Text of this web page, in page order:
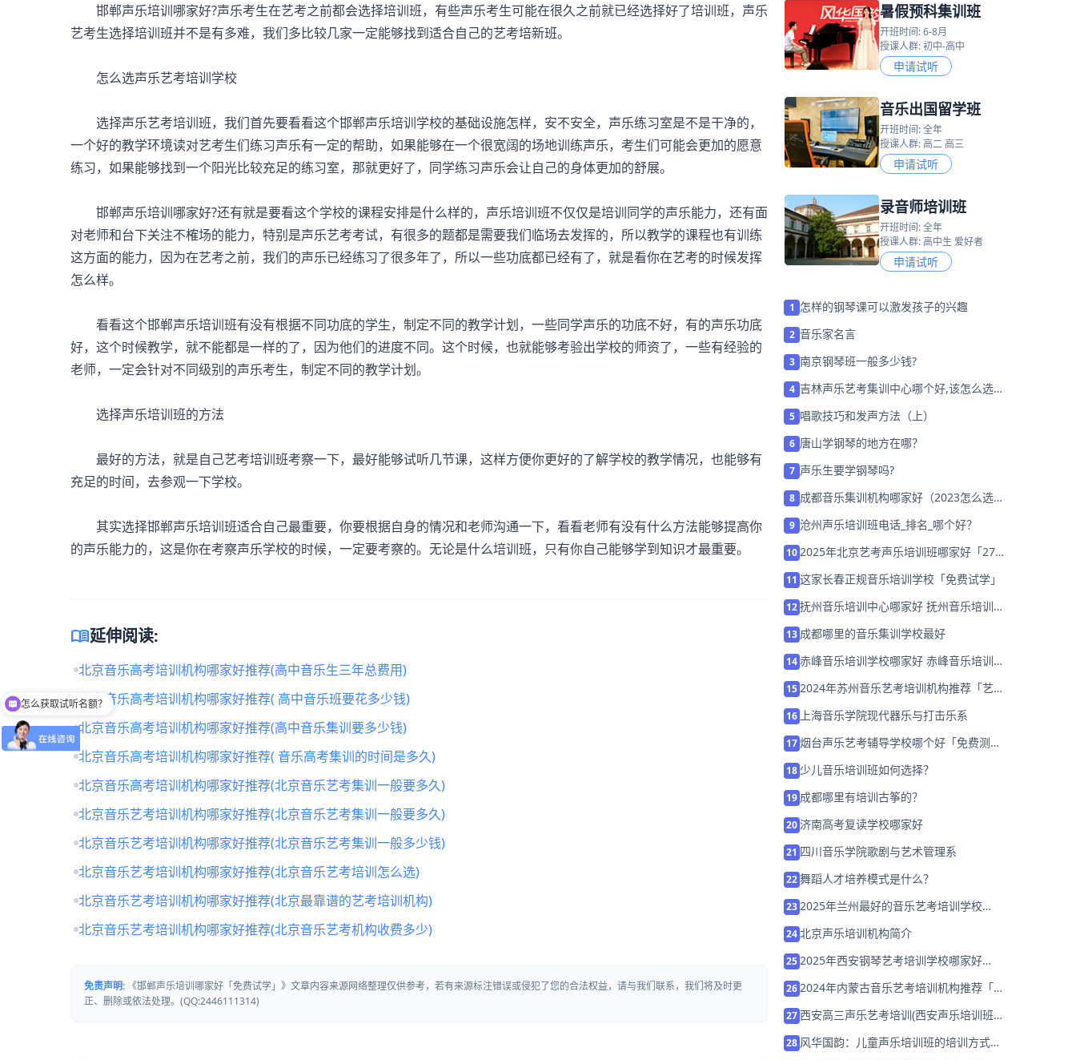
邯郸声乐培训哪家好?声乐考生在艺考之前都会选择培训班，有些声乐考生可能在很久之前就已经选择好了培训班，声乐
艺考生选择培训班并不是有多难，我们多比较几家一定能够找到适合自己的艺考培新班。
怎么选声乐艺考培训学校
选择声乐艺考培训班，我们首先要看看这个邯郸声乐培训学校的基础设施怎样，安不安全，声乐练习室是不是干净的，
一个好的教学环境读对艺考生们练习声乐有一定的帮助，如果能够在一个很宽阔的场地训练声乐，考生们可能会更加的愿意
练习，如果能够找到一个阳光比较充足的练习室，那就更好了，同学练习声乐会让自己的身体更加的舒展。
邯郸声乐培训哪家好?还有就是要看这个学校的课程安排是什么样的，声乐培训班不仅仅是培训同学的声乐能力，还有面
对老师和台下关注不榷场的能力，特别是声乐艺考考试，有很多的题都是需要我们临场去发挥的，所以教学的课程也有训练
这方面的能力，因为在艺考之前，我们的声乐已经练习了很多年了，所以一些功底都已经有了，就是看你在艺考的时候发挥
怎么样。
看看这个邯郸声乐培训班有没有根据不同功底的学生，制定不同的教学计划，一些同学声乐的功底不好，有的声乐功底
好，这个时候教学，就不能都是一样的了，因为他们的进度不同。这个时候，也就能够考验出学校的师资了，一些有经验的
老师，一定会针对不同级别的声乐考生，制定不同的教学计划。
选择声乐培训班的方法
最好的方法，就是自己艺考培训班考察一下，最好能够试听几节课，这样方便你更好的了解学校的教学情况，也能够有
充足的时间，去参观一下学校。
其实选择邯郸声乐培训班适合自己最重要，你要根据自身的情况和老师沟通一下，看看老师有没有什么方法能够提高你
的声乐能力的，这是你在考察声乐学校的时候，一定要考察的。无论是什么培训班，只有你自己能够学到知识才最重要。
menu_book延伸阅读:
北京音乐高考培训机构哪家好推荐(高中音乐生三年总费用)
北京音乐高考培训机构哪家好推荐( 高中音乐班要花多少钱)
北京音乐高考培训机构哪家好推荐(高中音乐集训要多少钱)
北京音乐高考培训机构哪家好推荐( 音乐高考集训的时间是多久)
北京音乐高考培训机构哪家好推荐(北京音乐艺考集训一般要多久)
北京音乐艺考培训机构哪家好推荐(北京音乐艺考集训一般要多久)
北京音乐艺考培训机构哪家好推荐(北京音乐艺考集训一般多少钱)
北京音乐艺考培训机构哪家好推荐(北京音乐艺考培训怎么选)
北京音乐艺考培训机构哪家好推荐(北京最靠谱的艺考培训机构)
北京音乐艺考培训机构哪家好推荐(北京音乐艺考机构收费多少)
免责声明: 《邯郸声乐培训哪家好「免费试学」》文章内容来源网络整理仅供参考，若有来源标注错误或侵犯了您的合法权益，请与我们联系，我们将及时更
正、删除或依法处理。(QQ:2446111314)
暑假预科集训班
开班时间: 6-8月
授课人群: 初中-高中
申请试听
音乐出国留学班
开班时间: 全年
授课人群: 高二 高三
申请试听
录音师培训班
开班时间: 全年
授课人群: 高中生 爱好者
申请试听
1 怎样的钢琴课可以激发孩子的兴趣
2 音乐家名言
3 南京钢琴班一般多少钱?
4 吉林声乐艺考集训中心哪个好,该怎么选
5 唱歌技巧和发声方法（上）
6 唐山学钢琴的地方在哪？
7 声乐生要学钢琴吗?
8 成都音乐集训机构哪家好（2023怎么选择
9 沧州声乐培训班电话_排名_哪个好？
102025年北京艺考声乐培训班哪家好「27
11 这家长春正规音乐培训学校「免费试学」
12抚州音乐培训中心哪家好 抚州音乐培训中
13 成都哪里的音乐集训学校最好
14赤峰音乐培训学校哪家好 赤峰音乐培训学
152024年苏州音乐艺考培训机构推荐「艺考
16 上海音乐学院现代器乐与打击乐系
17烟台声乐艺考辅导学校哪个好「免费测
18 少儿音乐培训班如何选择？
19 成都哪里有培训古筝的？
20 济南高考复读学校哪家好
21 四川音乐学院歌剧与艺术管理系
22舞蹈人才培养模式是什么？
232025年兰州最好的音乐艺考培训学校
24北京声乐培训机构简介
252025年西安钢琴艺考培训学校哪家好
262024年内蒙古音乐艺考培训机构推荐「暑
27西安高三声乐艺考培训(西安声乐培训班哪
28 风华国韵：儿童声乐培训班的培训方式多
怎么获取试听名额？
留下【姓名】 【微信】即获取免费试听名额